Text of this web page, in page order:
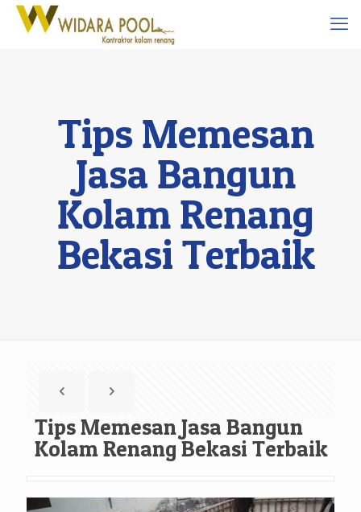
Tips Memesan
Jasa Bangun
Kolam Renang
Bekasi Terbaik
Tips Memesan Jasa Bangun
Kolam Renang Bekasi Terbaik